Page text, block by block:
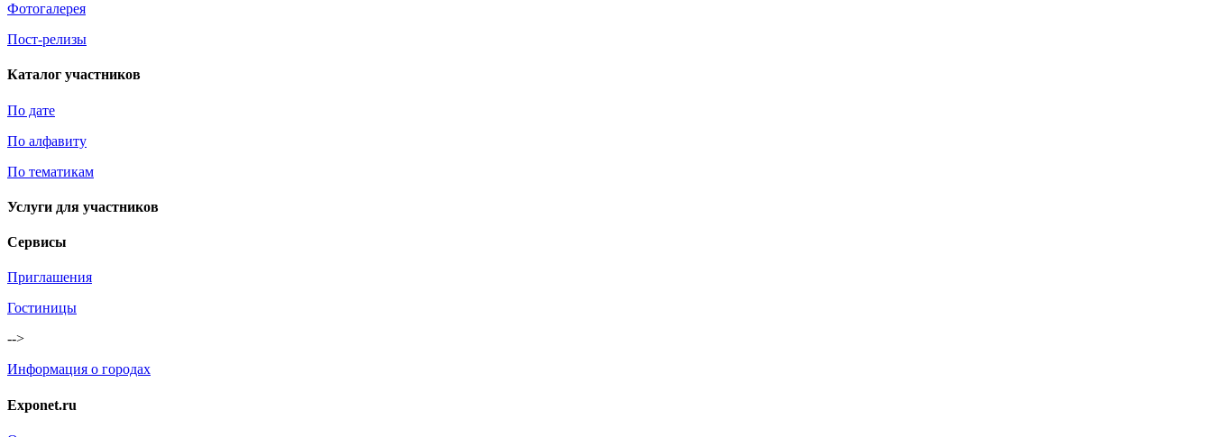
Фотогалерея
Пост-релизы
Каталог участников
По дате
По алфавиту
По тематикам
Услуги для участников
Сервисы
Приглашения
Гостиницы
-->
Информация о городах
Exponet.ru